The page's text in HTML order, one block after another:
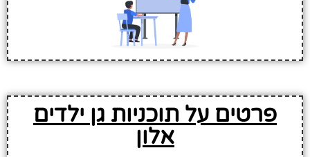
פרטים על תוכניות גן ילדים
אלון